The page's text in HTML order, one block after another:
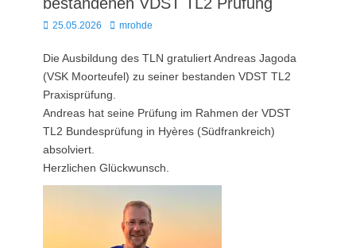
Posted
25.05.2026 Autor
mrohde
Die Ausbildung des TLN gratuliert Andreas Jagoda
(VSK Moorteufel) zu seiner bestanden VDST TL2
Praxisprüfung.
Andreas hat seine Prüfung im Rahmen der VDST
TL2 Bundesprüfung in Hyères (Südfrankreich)
absolviert.
Herzlichen Glückwunsch.